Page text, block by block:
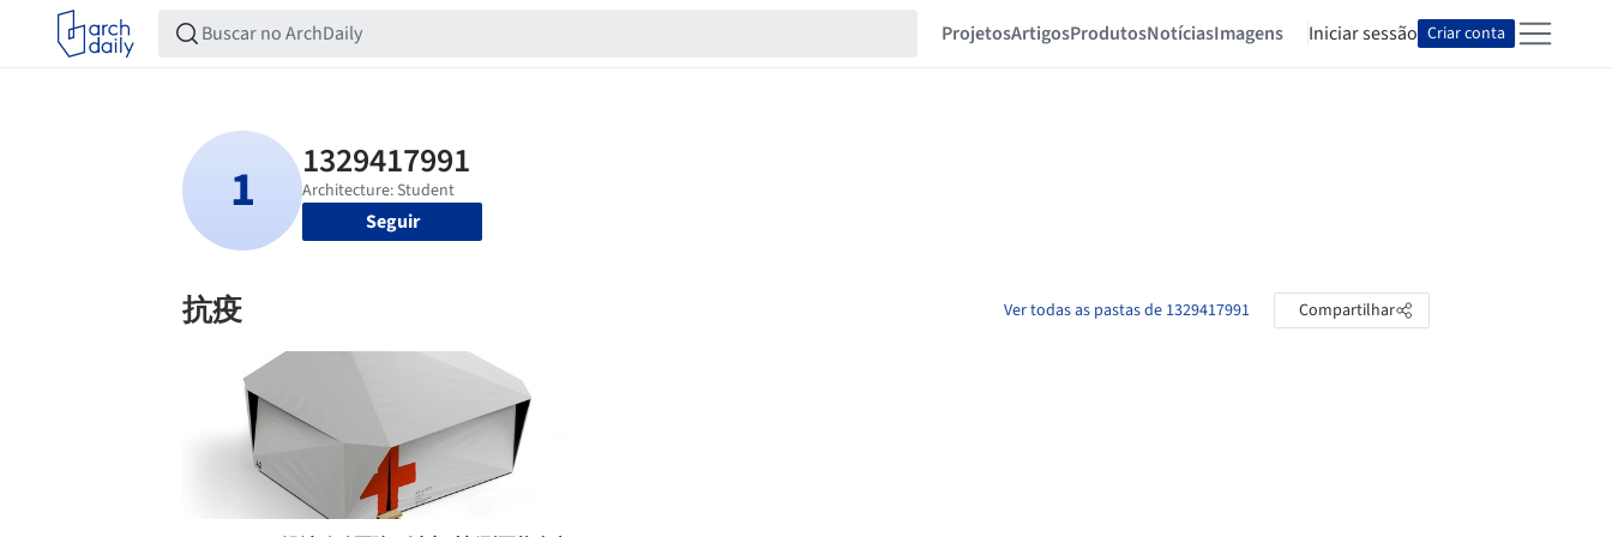
ProjetosArtigosProdutosNotíciasImagens Iniciar sessão Criar conta
Seguir
抗疫 Ver todas as pastas de 1329417991 Compartilhar